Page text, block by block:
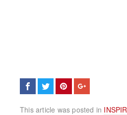
This article was posted in